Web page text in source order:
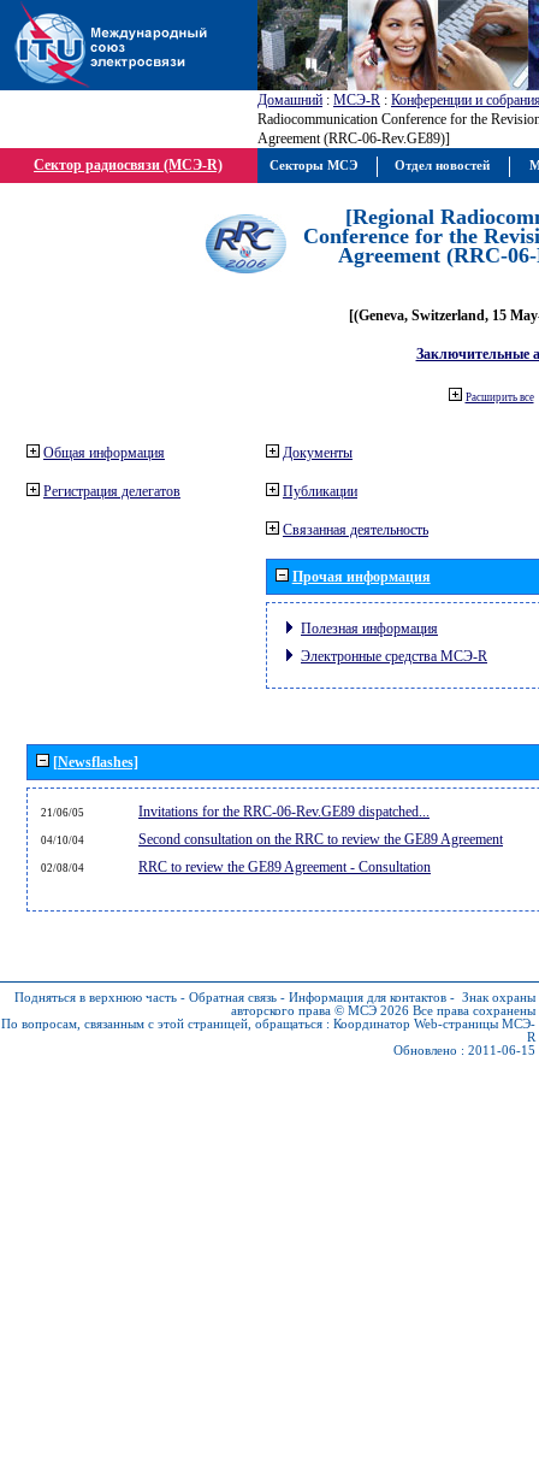
Домашний : МСЭ-R : Конференции и
Radiocommunication Conference for the
Agreement (RRC-06-Rev.GE89)]
Сектор радиосвязи (МСЭ-R)
[Regional
Conference for the
Agreement (RRC-
[(Geneva, Switzerland, 15
Заключительные
Расширить все
Общая информация
Регистрация делегатов
Документы
Публикации
Связанная деятельность
Прочая информация
Полезная информация
Электронные средства МСЭ-R
[Newsflashes]
21/06/05 Invitations for the RRC-06-Rev.GE89 dispatched...
04/10/04 Second consultation on the RRC to review the GE89 Agreement
02/08/04 RRC to review the GE89 Agreement - Consultation
Подняться в верхнюю часть - Обратная связь - Информация для контактов - Знак охраны
авторского права © МСЭ 2026 Все права сохранены
По вопросам, связанным с этой страницей, обращаться : Координатор Web-страницы МСЭ-
R
Обновлено : 2011-06-15
Секторы МСЭ Отдел новостей